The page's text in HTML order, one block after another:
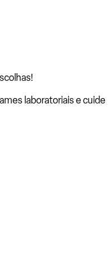
laboratoriais e cuide